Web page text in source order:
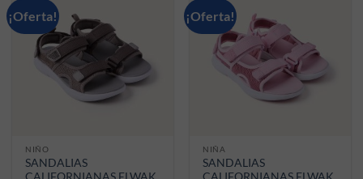
¡Oferta!
NIÑO
SANDALIAS
¡Oferta!
NIÑA
SANDALIAS